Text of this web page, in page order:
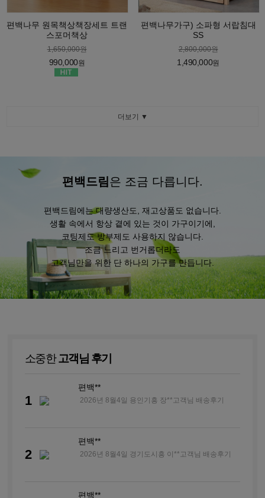
편백나무 원목책상책장세트 트랜
스포머책상
1,650,000원
990,000원
편백나무가구) 소파형 서랍침대
SS
2,800,000원
1,490,000원
더보기 ▼
편백드림 은 조금 다릅니다.
편백드림에는 대량생산도, 재고상품도 없습니다.
생활 속에서 항상 곁에 있는 것이 가구이기에,
코팅제도 방부제도 사용하지 않습니다.
조금 느리고 번거롭더라도
고객님만을 위한 단 하나의 가구를 만듭니다.
소중한고객님 후기
1
편백**
2026년 8월4일 용인기흥 장**고객님 배송후기
2
편백**
2026년 8월4일 경기도시흥 이**고객님 배송후기
편백**